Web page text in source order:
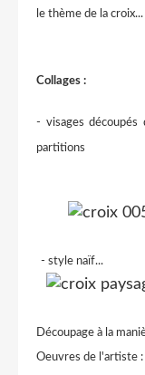
le thème de la croix...
Collages :
- visages
partitions
- style naïf...
Découpage à la
Oeuvres de l'artiste :